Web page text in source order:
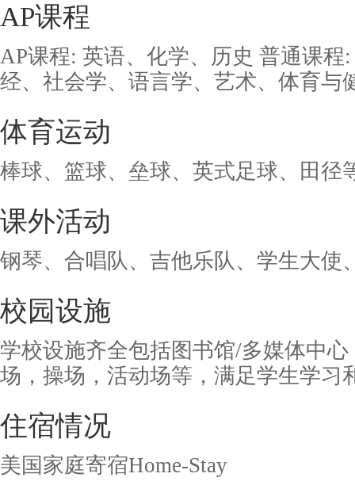
AP课程
AP课程: 英语、化学、历史 普通课程
经、社会学、语言学、艺术、体育与
体育运动
棒球、篮球、垒球、英式足球、田径
课外活动
钢琴、合唱队、吉他乐队、学生大使
校园设施
学校设施齐全包括图书馆/多媒体中
场，操场，活动场等，满足学生学习
住宿情况
美国家庭寄宿Home-Stay